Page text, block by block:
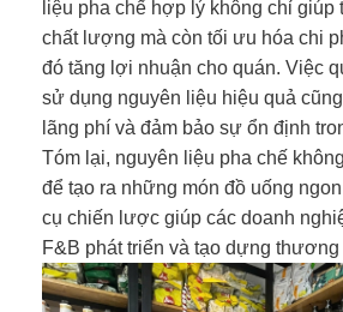
liệu pha chế hợp lý không chỉ giúp
chất lượng mà còn tối ưu hóa chi
đó tăng lợi nhuận cho quán. Việc
sử dụng nguyên liệu hiệu quả
lãng phí và đảm bảo sự ổn định
Tóm lại, nguyên liệu pha chế
để tạo ra những món đồ uống
cụ chiến lược giúp các doanh
F&B phát triển và tạo dựng